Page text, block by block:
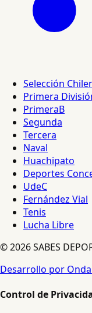
Selección
Primera
PrimeraB
Segunda
Tercera
Naval
Huachipato
Deportes
UdeC
Fernández Vial
Tenis
Lucha Libre
© 2026 SABES
Desarrollo por
Control de